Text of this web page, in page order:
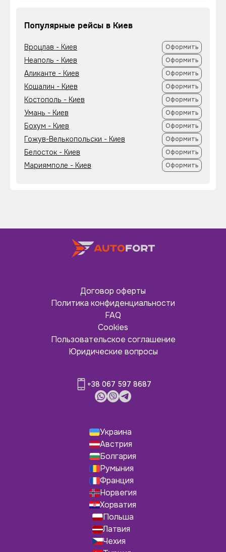
Популярные рейсы в Киев
Вроцлав - Киев Оформить
Неаполь - Киев Оформить
Аликанте - Киев Оформить
Кошалин - Киев Оформить
Костополь - Киев Оформить
Умань - Киев Оформить
Бохум - Киев Оформить
Гожув-Велькопольски - Киев Оформить
Белосток - Киев Оформить
Мариямполе - Киев Оформить
Договор оферты
Политика конфиденциальности
FAQ
Cookies
Пользовательское соглашение
Юридические вопросы
+38 067 597 8687
Украина
Австрия
Болгария
Румыния
Франция
Норвегия
Хорватия
Польша
Латвия
Чехия